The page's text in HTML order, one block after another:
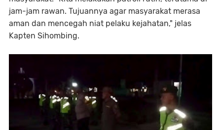
jam-jam rawan. Tujuannya agar masyarakat merasa
aman dan mencegah niat pelaku kejahatan," jelas
Kapten Sihombing.